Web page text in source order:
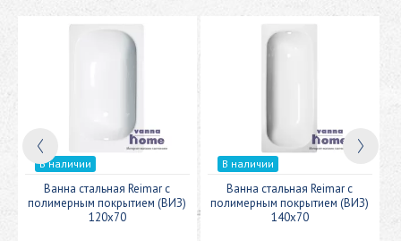
В наличии
Ванна стальная Reimar с
полимерным покрытием (ВИЗ)
120x70
В наличии
Ванна стальная Reimar с
полимерным покрытием (ВИЗ)
140x70